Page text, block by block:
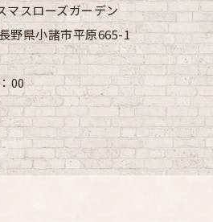
マスローズガーデン
野県小諸市平原665-1
00